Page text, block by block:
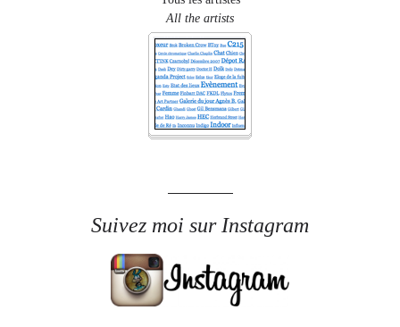
All the artists
Suivez moi sur Instagram